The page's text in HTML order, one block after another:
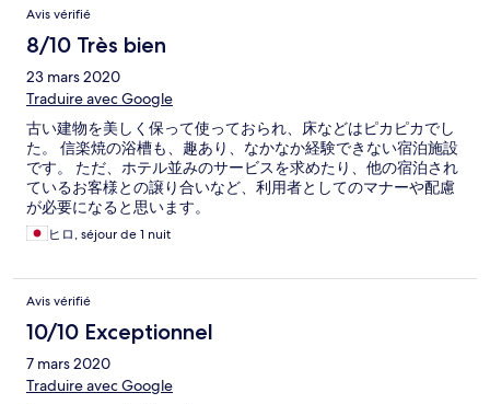
Avis vérifié
8/10 Très bien
23 mars 2020
Traduire avec Google
古い建物を美しく保って使っておられ、床などはピカピカでし
た。 信楽焼の浴槽も、趣あり、なかなか経験できない宿泊施設
です。 ただ、ホテル並みのサービスを求めたり、他の宿泊され
ているお客様との譲り合いなど、利用者としてのマナーや配慮
が必要になると思います。
ヒロ, séjour de 1 nuit
Avis vérifié
10/10 Exceptionnel
7 mars 2020
Traduire avec Google